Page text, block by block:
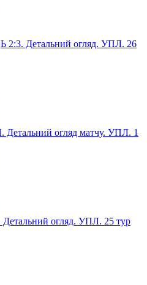
Детальний огляд. УПЛ. 26
огляд матчу. УПЛ. 1
огляд. УПЛ. 25 тур